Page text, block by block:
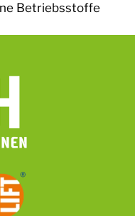
Betriebsstoffe